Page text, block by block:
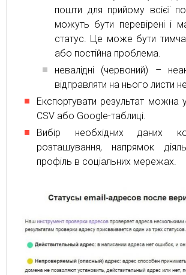
пошти для прийому всієї
можуть бути перевірені і
статус. Це може бути
або постійна проблема.
невалідні (червоний) –
відправляти на нього листи
Експортувати результат можна
CSV або Google-таблиці.
Вибір необхідних даних
розташування, напрямок
профіль в соціальних мережах.